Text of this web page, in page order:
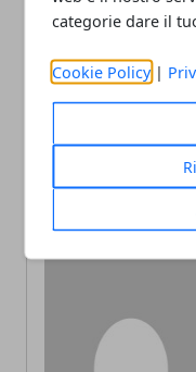
categorie dare il
Cookie Policy |
Quando partire in
Sudafrica? Questi i
migliori per un safari